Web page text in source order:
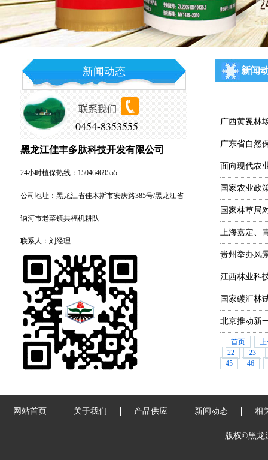
新闻动态
0454-8353555
黑龙江佳丰多肽科技开发有限公司
24小时植保热线：15046469555
公司地址：黑龙江省佳木斯市安庆路385号/黑龙江省
讷河市老菜镇共福机耕队
联系人：刘经理
新闻
广西黄冕林
广东省自然
面向现代农
国家农业政
国家林草局
上海嘉定、
贵州举办风
江西林业科
国家碳汇林
北京推动新
首页
上
22
23
45
46
网站首页 关于我们 产品供应 新闻动态 相
版权©黑龙